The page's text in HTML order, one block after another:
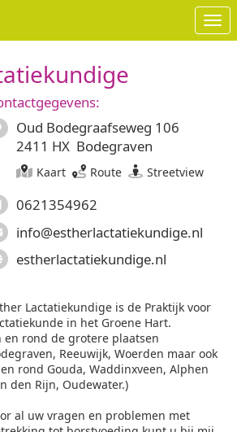
Oud Bodegraafseweg 106
2411 HX Bodegraven
Kaart Route Streetview
0621354962
info@estherlactatiekundige.nl
estherlactatiekundige.nl
Lactatiekundige is de Praktijk voor
in het Groene Hart.
en rond de grotere plaatsen
Reeuwijk, Woerden maar ook
rond Gouda, Waddinxveen, Alphen
den Rijn, Oudewater.)
al uw vragen en problemen met